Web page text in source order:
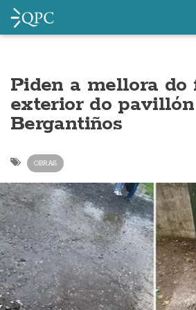
Piden a mellora do
exterior do
Bergantiños
OBRAS